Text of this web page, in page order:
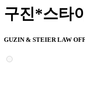
구진*스타
GUZIN & STEIER LAW